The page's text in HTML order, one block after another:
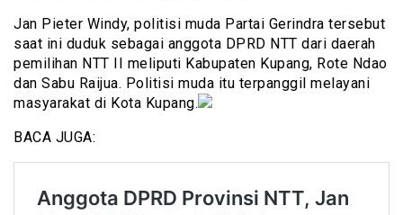
Jan Pieter Windy, politisi muda Partai Gerindra tersebut
saat ini duduk sebagai anggota DPRD NTT dari daerah
pemilihan NTT II meliputi Kabupaten Kupang, Rote Ndao
dan Sabu Raijua. Politisi muda itu terpanggil melayani
masyarakat di Kota Kupang.
BACA JUGA: